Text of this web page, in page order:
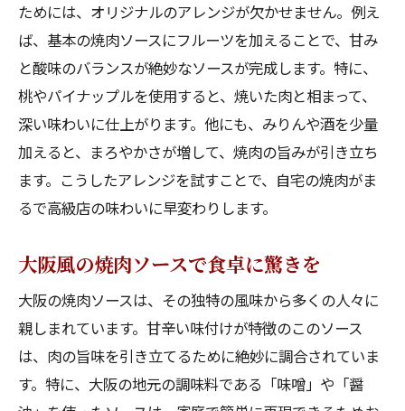
ためには、オリジナルのアレンジが欠かせません。例え
ば、基本の焼肉ソースにフルーツを加えることで、甘み
と酸味のバランスが絶妙なソースが完成します。特に、
桃やパイナップルを使用すると、焼いた肉と相まって、
深い味わいに仕上がります。他にも、みりんや酒を少量
加えると、まろやかさが増して、焼肉の旨みが引き立ち
ます。こうしたアレンジを試すことで、自宅の焼肉がま
るで高級店の味わいに早変わりします。
大阪風の焼肉ソースで食卓に驚きを
大阪の焼肉ソースは、その独特の風味から多くの人々に
親しまれています。甘辛い味付けが特徴のこのソース
は、肉の旨味を引き立てるために絶妙に調合されていま
す。特に、大阪の地元の調味料である「味噌」や「醤